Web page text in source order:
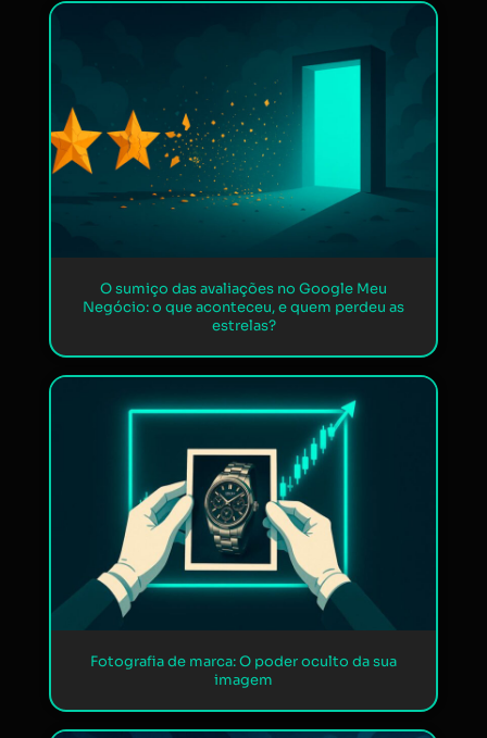
O sumiço das avaliações no Google Meu
Negócio: o que aconteceu, e quem perdeu as
estrelas?
Fotografia de marca: O poder oculto da sua
imagem